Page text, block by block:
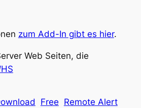
zum Add-In gibt es hier.
Web Seiten, die
Free Remote Alert